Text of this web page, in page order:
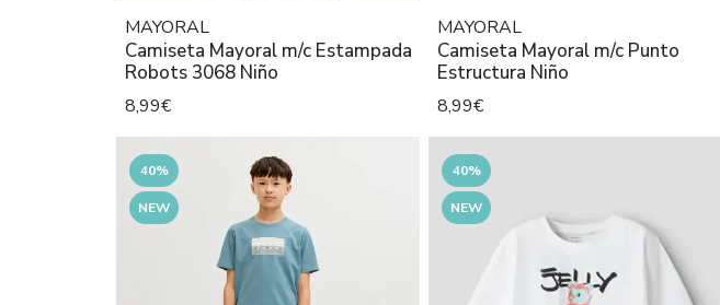
MAYORAL
Camiseta Mayoral m/c Estampada
Robots 3068 Niño
8,99€
MAYORAL
Camiseta Mayoral m/c Punto
Estructura Niño
8,99€
40%
NEW
40%
NEW